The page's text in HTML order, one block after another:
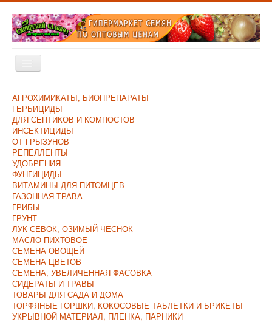
Включить/
выключить
Главная
Каталог
Оплата и Доставка
Контакты
О компании
Прайс/Поступления
Скидки
АГРОХИМИКАТЫ, БИОПРЕПАРАТЫ
ГЕРБИЦИДЫ
ДЛЯ СЕПТИКОВ И КОМПОСТОВ
ИНСЕКТИЦИДЫ
ОТ ГРЫЗУНОВ
РЕПЕЛЛЕНТЫ
УДОБРЕНИЯ
ФУНГИЦИДЫ
ВИТАМИНЫ ДЛЯ ПИТОМЦЕВ
ГАЗОННАЯ ТРАВА
ГРИБЫ
ГРУНТ
ЛУК-СЕВОК, ОЗИМЫЙ ЧЕСНОК
МАСЛО ПИХТОВОЕ
СЕМЕНА ОВОЩЕЙ
СЕМЕНА ЦВЕТОВ
СЕМЕНА, УВЕЛИЧЕННАЯ ФАСОВКА
СИДЕРАТЫ И ТРАВЫ
ТОВАРЫ ДЛЯ САДА И ДОМА
ТОРФЯНЫЕ ГОРШКИ, КОКОСОВЫЕ ТАБЛЕТКИ И БРИКЕТЫ
УКРЫВНОЙ МАТЕРИАЛ, ПЛЕНКА, ПАРНИКИ